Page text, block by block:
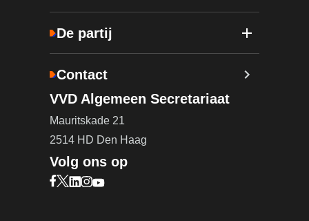
De partij
Contact
VVD Algemeen Secretariaat
Mauritskade 21
2514 HD Den Haag
Volg ons op
Bezoek onze Facebook pagina (opent in nieuw
Bezoek onze X pagina (opent in nieuw tabblad)
Bezoek onze LinkedIn pagina (opent in nieuw
Bezoek onze Instagram pagina (opent in
Bezoek onze YouTube pagina (opent in